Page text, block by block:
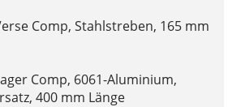
Comp, Stahlstreben, 165 mm
Comp, 6061-Aluminium,
400 mm Länge